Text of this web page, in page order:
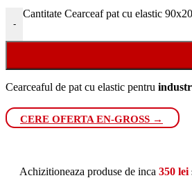
-
Cantitate Cearceaf pat cu elastic
Cearceaful de pat cu elastic pentru
CERE OFERTA EN-GROSS →
Achizitioneaza produse de inca 350 lei